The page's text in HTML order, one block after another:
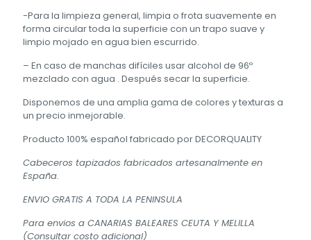
-Para la limpieza general, limpia o frota suavemente en
forma circular toda la superficie con un trapo suave y
limpio mojado en agua bien escurrido.
– En caso de manchas difíciles usar alcohol de 96º
mezclado con agua . Después secar la superficie.
Disponemos de una amplia gama de colores y texturas a
un precio inmejorable.
Producto 100% español fabricado por DECORQUALITY
Cabeceros tapizados fabricados artesanalmente en
España.
ENVIO GRATIS A TODA LA PENINSULA
Para envios a CANARIAS BALEARES CEUTA Y MELILLA
(Consultar costo adicional)